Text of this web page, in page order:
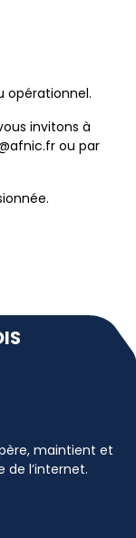
opérationnel.
invitons à
ou par
maintient et
l’internet.